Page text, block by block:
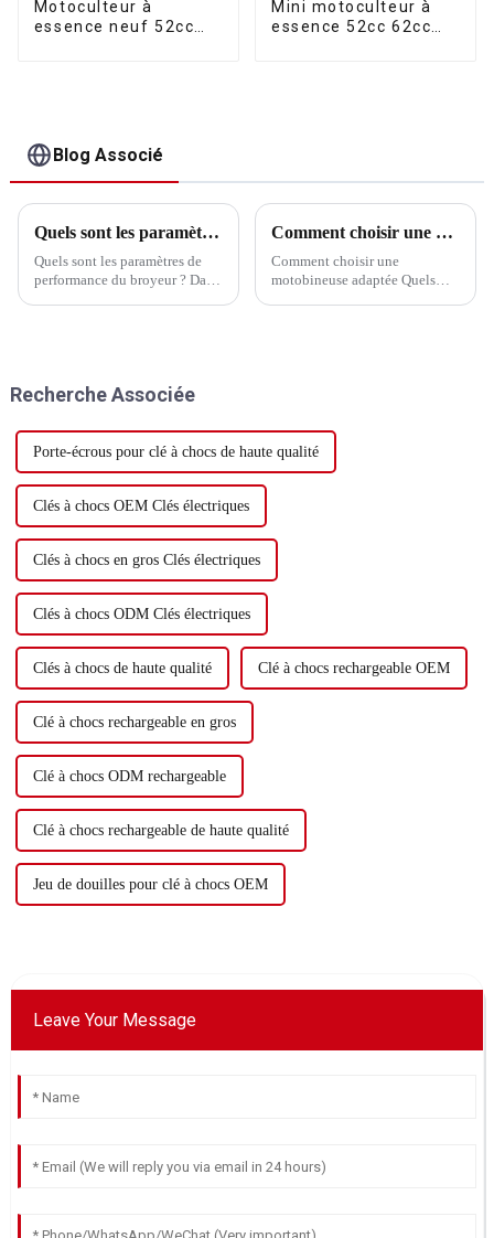
Motoculteur à
essence neuf 52cc
Mini motoculteur à
essence 52cc 62cc
Blog Associé
Quels sont les paramètres de performance du concasseur ?
Quels sont les paramètres de
performance du broyeur ? Dans
efficace et respectueux de
Comment choisir une motobineuse adaptée
Comment choisir une
motobineuse adaptée Quels
Recherche Associée
Porte-écrous pour clé à chocs de haute qualité
Clés à chocs OEM Clés électriques
Clés à chocs en gros Clés électriques
Clés à chocs ODM Clés électriques
Clés à chocs de haute qualité Clé à chocs rechargeable OEM
Clé à chocs rechargeable en gros
Clé à chocs ODM rechargeable
Clé à chocs rechargeable de haute qualité
Jeu de douilles pour clé à chocs OEM
Leave Your Message